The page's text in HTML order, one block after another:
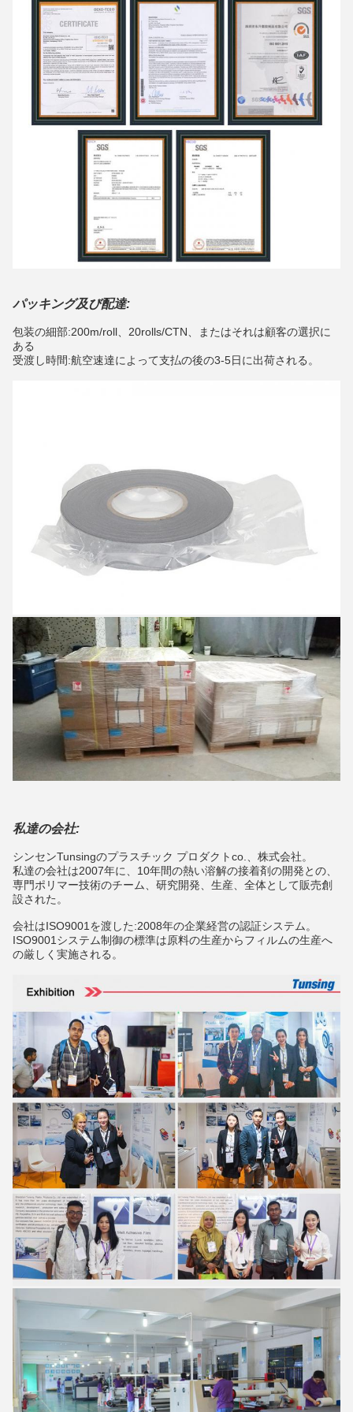
パッキング及び配達:
包装の細部:200m/roll、20rolls/CTN、またはそれは顧客の選択に
ある
受渡し時間:航空速達によって支払の後の3-5日に出荷される。
私達の会社:
シンセンTunsingのプラスチック プロダクトco.、株式会社。
私達の会社は2007年に、10年間の熱い溶解の接着剤の開発との、
専門ポリマー技術のチーム、研究開発、生産、全体として販売創
設された。
会社はISO9001を渡した:2008年の企業経営の認証システム。
ISO9001システム制御の標準は原料の生産からフィルムの生産へ
の厳しく実施される。